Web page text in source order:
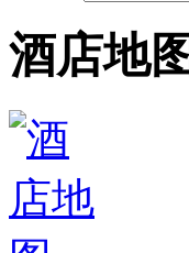
酒店地图